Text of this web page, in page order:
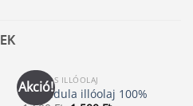
Akció!
100%-OS ILLÓOLAJ
Levendula illóolaj 100%